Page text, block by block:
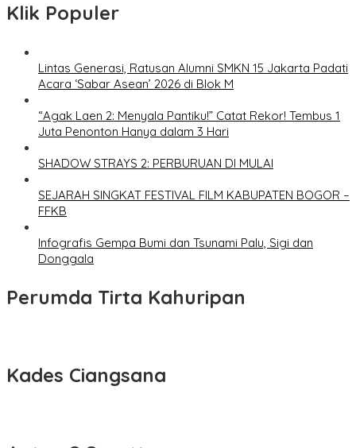
Klik Populer
Lintas Generasi, Ratusan Alumni SMKN 15 Jakarta Padati
Acara ‘Sabar Asean’ 2026 di Blok M
“Agak Laen 2: Menyala Pantiku!” Catat Rekor! Tembus 1
Juta Penonton Hanya dalam 3 Hari
SHADOW STRAYS 2: PERBURUAN DI MULAI
SEJARAH SINGKAT FESTIVAL FILM KABUPATEN BOGOR –
FFKB
Infografis Gempa Bumi dan Tsunami Palu, Sigi dan
Donggala
Perumda Tirta Kahuripan
Kades Ciangsana